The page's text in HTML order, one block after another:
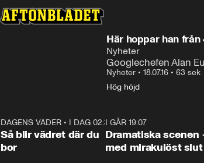
Här hoppar han
Nyheter
Googlechefen Alan
Nyheter • 18.07.16 • 63 sek
Hög höjd
1:06
DAGENS VÄDER • I DAG 02:30
Så blir vädret där du
bor
I GÅR 19:07
Dramatiska scenen
med mirakulöst slut